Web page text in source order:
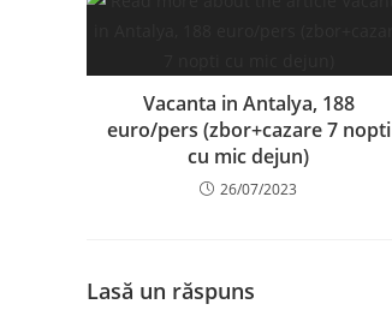
Vacanta in Antalya, 188
euro/pers (zbor+cazare 7 nopti
cu mic dejun)
26/07/2023
Lasă un răspuns